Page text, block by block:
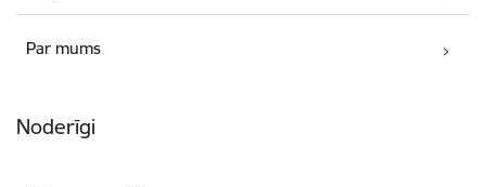
Par mums
Noderīgi